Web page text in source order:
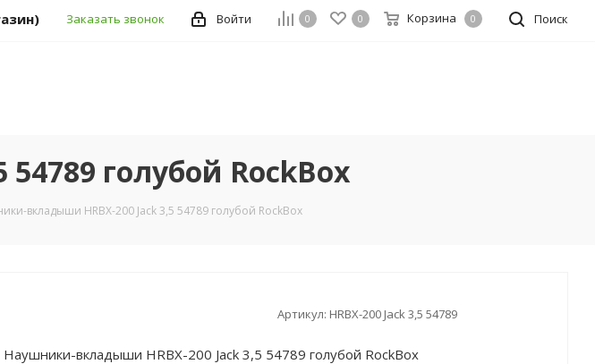
Поиск
0 0 Корзина 0
Войти
Заказать звонок
голубой RockBox
вкладыши HRBX-200 Jack 3,5 54789 голубой RockBox
Артикул: HRBX-200 Jack 3,5 54789
Наушники-вкладыши HRBX-200 Jack 3,5 54789 голубой RockBox